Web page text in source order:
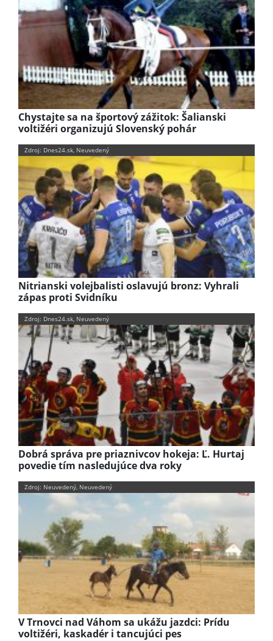
Chystajte sa na športový zážitok: Šalianski
voltižéri organizujú Slovenský pohár
Zdroj: Dnes24.sk, Neuvedený
Nitrianski volejbalisti oslavujú bronz: Vyhrali
zápas proti Svidníku
Zdroj: Dnes24.sk, Neuvedený
Dobrá správa pre priaznivcov hokeja: Ľ. Hurtaj
povedie tím nasledujúce dva roky
Zdroj: Neuvedený, Neuvedený
V Trnovci nad Váhom sa ukážu jazdci: Prídu
voltižéri, kaskadér i tancujúci pes